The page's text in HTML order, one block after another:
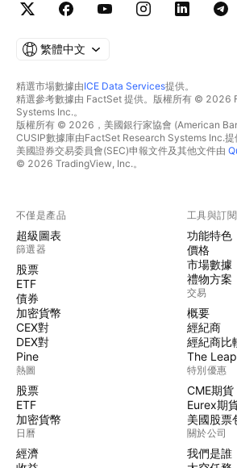
繁體中文
精選市場數據由ICE Data Services提供。
精選參考數據由 FactSet 提供。版權所有 © 2026
Systems Inc.。
版權所有 © 2026，美國銀行家協會 (American
CUSIP數據庫由FactSet Research Systems Inc.提
美國證券交易委員會(SEC)申報文件及其他文件由
© 2026 TradingView, Inc.。
不僅是產品
超級圖表
篩選器
股票
ETF
債券
加密貨幣
CEX對
DEX對
Pine
熱圖
股票
ETF
加密貨幣
日曆
經濟
工具與訂閱
功能特色
價格
市場數據
禮物方案
交易
概要
經紀商
經紀商比
The Leap
特別優惠
CME期貨
Eurex期
美國股票
關於公司
我們是誰